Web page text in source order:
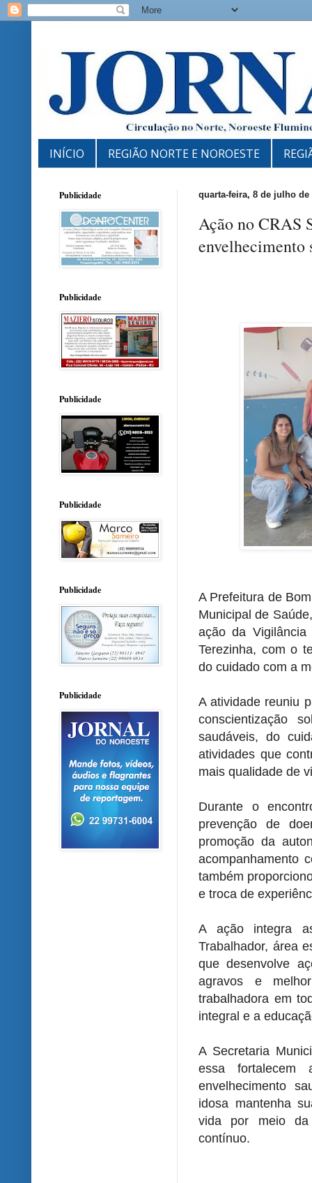
INÍCIO REGIÃO NORTE E NOROESTE
quarta-feira, 8 de julho de
Ação no CRAS
envelhecimento
A Prefeitura de
Municipal de
ação da
Terezinha, com o
do cuidado com a
A atividade reuniu
conscientização
saudáveis, do
atividades que
mais qualidade de
Durante o
prevenção de
promoção da
acompanhamento
também
e troca de
A ação integra
Trabalhador, área
que desenvolve
agravos e
trabalhadora em
integral e a
A Secretaria
essa
envelhecimento
idosa mantenha
vida por meio da
contínuo.
Publicidade
Publicidade
Publicidade
Publicidade
Publicidade
Publicidade